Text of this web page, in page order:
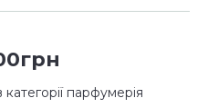
категорії парфумерія